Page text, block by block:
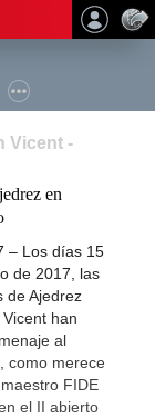
Vicent -
en
– Los días 15
de 2017, las
de Ajedrez
han
al
como merece
FIDE
el II abierto